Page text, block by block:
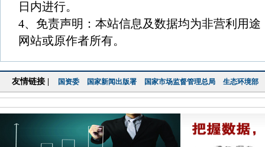
日内进行。
4、免责声明：本站信息及数据均为非营利用
网站或原作者所有。
友情链接 | 国资委 国家新闻出版署 国家市场监督管理总局 生态环境部